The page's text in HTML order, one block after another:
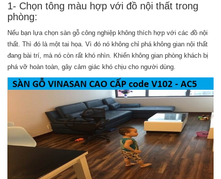
1- Chọn tông màu hợp với đồ nội thất trong
phòng:
Nếu bạn lựa chọn sàn gỗ công nghiệp không thích hợp với các đồ nội
thất. Thì đó là một tai họa. Vì đó nó không chỉ phá không gian nội thất
đang bài trí, mà nó còn rất khó nhìn. Khiến không gian phòng khách bị
phá vỡ hoàn toàn, gây cảm giác khó chịu cho người dùng.